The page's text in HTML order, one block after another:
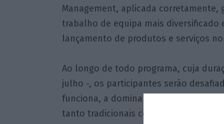
Management, aplicada
trabalho de equipa mais diversificado
lançamento de produtos e serviços
Ao longo de todo programa, cuja
julho -, os participantes serão
funciona, a dominar os princípios
tanto tradicionais como digitais e